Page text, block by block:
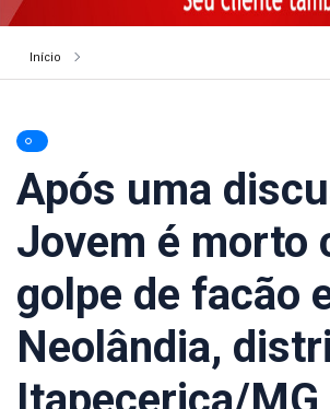
Início
Após uma
Jovem é morto
golpe de facão
Neolândia,